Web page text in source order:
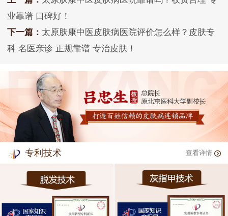
业靠谱 口碑好！
下一篇： 太原肤康中医皮肤病医院评价怎么样？皮肤专
科 名医亲诊 正规靠谱 专治皮肤！
专利技术 查看详情